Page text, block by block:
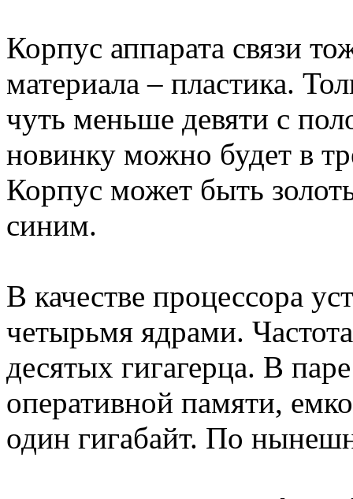
Корпус аппарата связи
материала – пластика.
чуть меньше девяти с
новинку можно будет в
Корпус может быть
синим.
В качестве процессора
четырьмя ядрами.
десятых гигагерца. В
оперативной памяти,
один гигабайт. По